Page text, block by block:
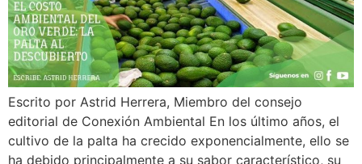
Escrito por Astrid Herrera, Miembro del consejo
editorial de Conexión Ambiental En los último años, el
cultivo de la palta ha crecido exponencialmente, ello se
ha debido principalmente a su sabor característico, su